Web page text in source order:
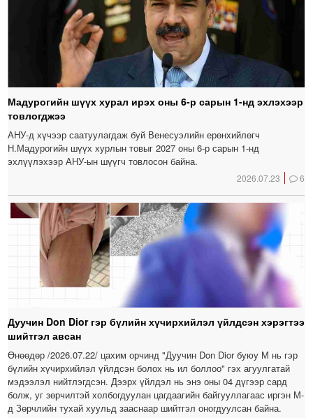
Мадурогийн шүүх хурал ирэх оны 6-р сарын 1-нд эхлэхээр
товлогджээ
АНУ-д хүчээр саатуулагдаж буй Венесуэлийн ерөнхийлөгч
Н.Мадурогийн шүүх хурлын товыг 2027 оны 6-р сарын 1-нд
эхлүүлэхээр АНУ-ын шүүгч товлосон байна.
2026.07.23 6
Дуучин Don Dior гэр бүлийн хүчирхийлэл үйлдсэн хэрэгтээ
шийтгэл авсан
Өнөөдөр /2026.07.22/ цахим орчинд "Дуучин Don Dior буюу М нь гэр
бүлийн хүчирхийлэл үйлдсэн болох нь ил боллоо" гэх агуулгатай
мэдээлэл нийтлэгдсэн. Дээрх үйлдэл нь энэ оны 04 дүгээр сард
болж, уг зөрчилтэй холбогдуулан цагдаагийн байгууллагаас иргэн М-
д Зөрчлийн тухай хуульд зааснаар шийтгэл оногдуулсан байна.